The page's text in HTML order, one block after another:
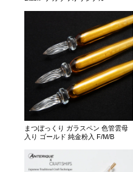
まつぼっくり ガラスペン 色管雲母
入り ゴールド 純金粉入 F/M/B